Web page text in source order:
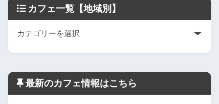
カフェ一覧【地域別】
最新のカフェ情報はこちら